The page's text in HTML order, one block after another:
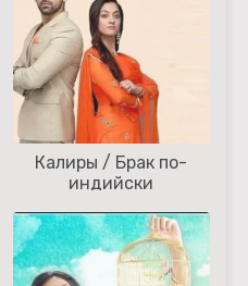
Калиры / Брак по-
индийски